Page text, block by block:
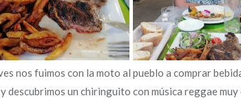
nos fuimos con la moto al pueblo a comprar
descubrimos un chiringuito con música reggae